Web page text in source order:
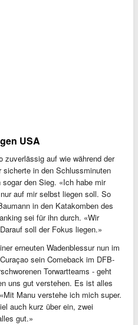
USA
zuverlässig auf wie während der
in den Schlussminuten
den Sieg. «Ich habe mir
auf mir selbst liegen soll. So
in den Katakomben des
sei für ihn durch. «Wir
soll der Fokus liegen.»
erneuten Wadenblessur nun im
sein Comeback im DFB-
Torwartteams - geht
uns gut verstehen. Es ist alles
Manu verstehe ich mich super.
auch kurz über ein, zwei
gut.»